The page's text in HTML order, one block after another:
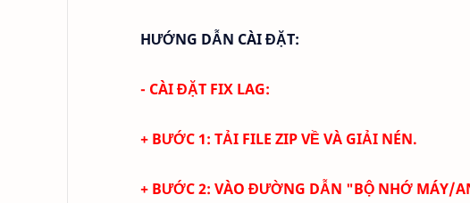
HƯỚNG DẪN CÀI ĐẶT:
- CÀI ĐẶT FIX LAG:
+ BƯỚC 1: TẢI FILE ZIP VỀ VÀ GIẢI NÉN.
+ BƯỚC 2: VÀO ĐƯỜNG DẪN "BỘ NHỚ MÁY/